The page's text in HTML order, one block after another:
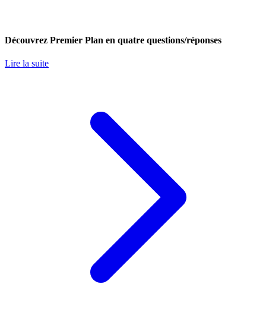
Découvrez Premier Plan en quatre questions/réponses
Lire la suite